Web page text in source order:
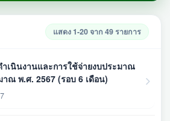
แสดง 1-20 จาก 49 รายการ
ำเนินงานและการใช้จ่ายงบประมาณ
ณ พ.ศ. 2567 (รอบ 6 เดือน)